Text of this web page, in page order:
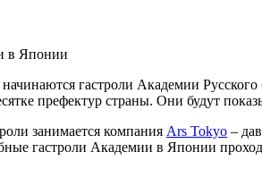
в Японии
начинаются гастроли Академии
префектур страны. Они будут
занимается компания Ars Tokyo –
гастроли Академии в Японии